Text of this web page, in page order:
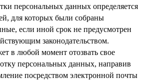
персональных данных определяется
для которых были собраны
если иной срок не предусмотрен
законодательством.
в любой момент отозвать свое
персональных данных, направив
посредством электронной почты